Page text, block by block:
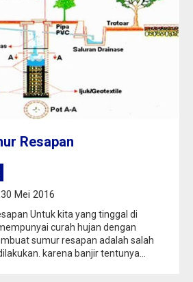
Resapan
Mei 2016
Untuk kita yang tinggal di
curah hujan dengan
sumur resapan adalah salah
karena banjir tentunya...